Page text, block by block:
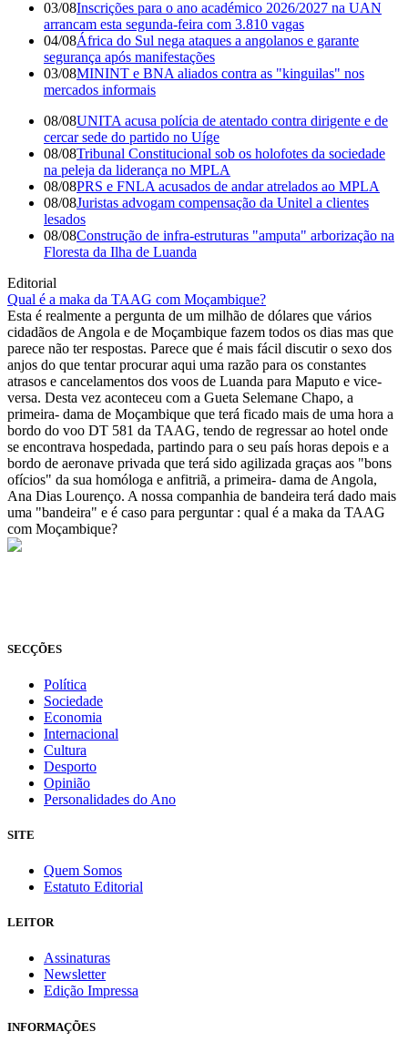
03/08Inscrições para o ano académico 2026/2027 na UAN
arrancam esta segunda-feira com 3.810 vagas
04/08África do Sul nega ataques a angolanos e garante
segurança após manifestações
03/08MININT e BNA aliados contra as "kinguilas" nos
mercados informais
08/08UNITA acusa polícia de atentado contra dirigente e de
cercar sede do partido no Uíge
08/08Tribunal Constitucional sob os holofotes da sociedade
na peleja da liderança no MPLA
08/08PRS e FNLA acusados de andar atrelados ao MPLA
08/08Juristas advogam compensação da Unitel a clientes
lesados
08/08Construção de infra-estruturas "amputa" arborização na
Floresta da Ilha de Luanda
Editorial
Qual é a maka da TAAG com Moçambique?
Esta é realmente a pergunta de um milhão de dólares que vários
cidadãos de Angola e de Moçambique fazem todos os dias mas que
parece não ter respostas. Parece que é mais fácil discutir o sexo dos
anjos do que tentar procurar aqui uma razão para os constantes
atrasos e cancelamentos dos voos de Luanda para Maputo e vice-
versa. Desta vez aconteceu com a Gueta Selemane Chapo, a
primeira- dama de Moçambique que terá ficado mais de uma hora a
bordo do voo DT 581 da TAAG, tendo de regressar ao hotel onde
se encontrava hospedada, partindo para o seu país horas depois e a
bordo de aeronave privada que terá sido agilizada graças aos "bons
ofícios" da sua homóloga e anfitriã, a primeira- dama de Angola,
Ana Dias Lourenço. A nossa companhia de bandeira terá dado mais
uma "bandeira" e é caso para perguntar : qual é a maka da TAAG
com Moçambique?
SECÇÕES
Política
Sociedade
Economia
Internacional
Cultura
Desporto
Opinião
Personalidades do Ano
SITE
Quem Somos
Estatuto Editorial
LEITOR
Assinaturas
Newsletter
Edição Impressa
INFORMAÇÕES